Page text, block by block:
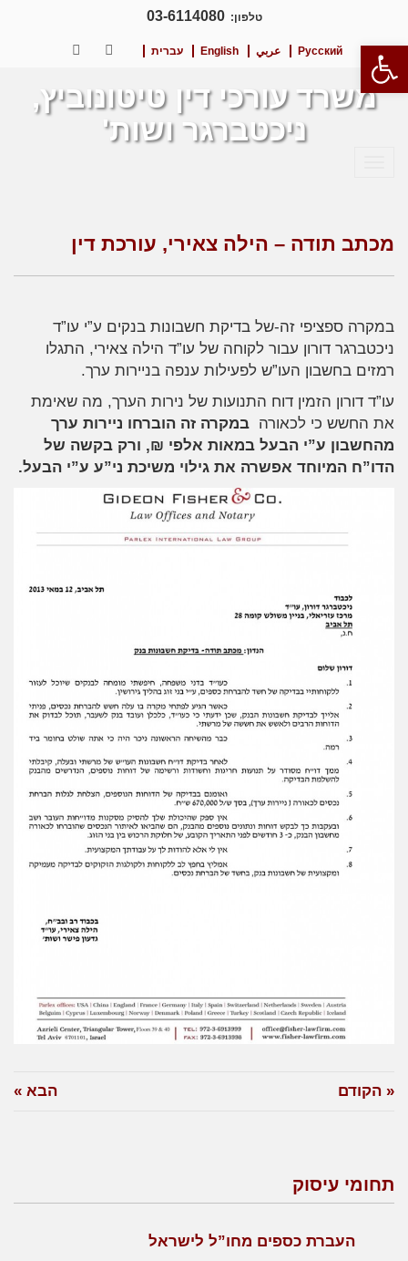
פתח סרגל נגישות
טלפון:03-6114080
Русский عربي English
עברית
משרד עורכי דין טיטונוביץ,
ניכטברגר ושות'
מכתב תודה – הילה צאירי, עורכת דין
במקרה ספציפי זה-של בדיקת חשבונות בנקים ע”י עו”ד
ניכטברגר דורון עבור לקוחה של עו”ד הילה צאירי, התגלו
רמזים בחשבון העו”ש לפעילות ענפה בניירות ערך.
עו”ד דורון הזמין דוח התנועות של נירות הערך, מה שאימת
את החשש כי לכאורה במקרה זה הוברחו ניירות ערך
מהחשבון ע”י הבעל במאות אלפי ₪, ורק בקשה של
הדו”ח המיוחד אפשרה את גילוי משיכת ני”ע ע”י הבעל.
« הקודם הבא »
תחומי עיסוק
העברת כספים מחו”ל לישראל